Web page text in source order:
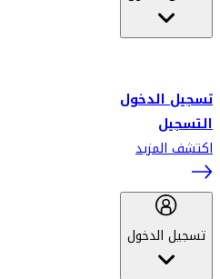
تسجيل الدخول
التسجيل
اكتشف المزيد
تسجيل الدخول